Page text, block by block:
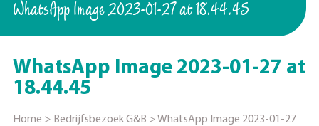
WhatsApp Image 2023-01-27 at 18.44.45
WhatsApp Image 2023-01-27 at
18.44.45
Home > Bedrijfsbezoek G&B >WhatsApp Image 2023-01-27